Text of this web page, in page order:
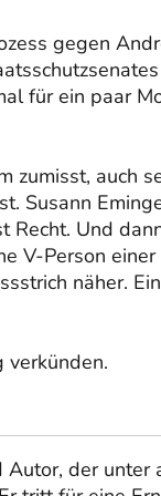
gegen
für ein paar
auch
Susann
Und
V-Person
näher.
verkünden.
der unter